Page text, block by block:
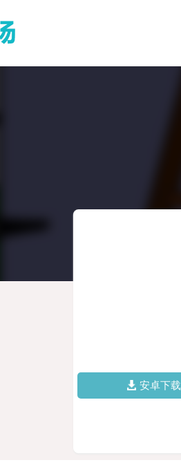
安卓下载